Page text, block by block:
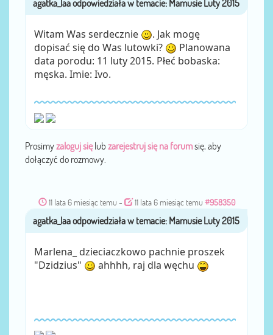
Witam Was serdecznie
. Jak mogę
dopisać się do Was lutowki?
Planowana
data porodu: 11 luty 2015. Płeć bobaska:
męska. Imie: Ivo.
Prosimyzaloguj sięlub zarejestruj się na forumsię, aby
dołączyć do rozmowy.
11 lata 6 miesiąc temu - 11 lata 6 miesiąc temu #958350
przezagatka_laa
Marlena_ dzieciaczkowo pachnie proszek
"Dzidzius"
ahhhh, raj dla węchu